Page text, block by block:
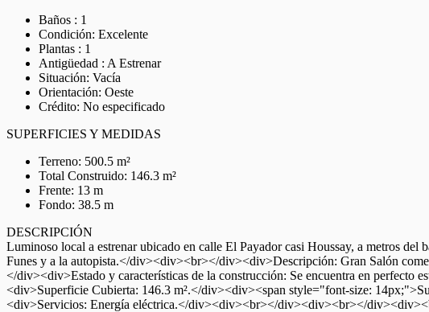
Baños : 1
Condición: Excelente
Plantas : 1
Antigüedad : A Estrenar
Situación: Vacía
Orientación: Oeste
Crédito: No especificado
SUPERFICIES Y MEDIDAS
Terreno: 500.5 m²
Total Construido: 146.3 m²
Frente: 13 m
Fondo: 38.5 m
DESCRIPCIÓN
Luminoso local a estrenar ubicado en calle El Payador casi Houssay, a metros
Funes y a la autopista.</div><div><br></div><div>Descripción: Gran Salón
</div><div>Estado y características de la construcción: Se encuentra en
<div>Superficie Cubierta: 146.3 m².</div><div><span style="font-size:
<div>Servicios: Energía eléctrica.</div><div><br></div><div><br></